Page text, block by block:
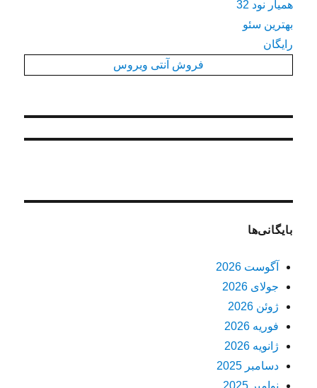
همیار نود 32
بهترین سئو
رایگان
فروش آنتی ویروس
بایگانی‌ها
آگوست 2026
جولای 2026
ژوئن 2026
فوریه 2026
ژانویه 2026
دسامبر 2025
نوامبر 2025